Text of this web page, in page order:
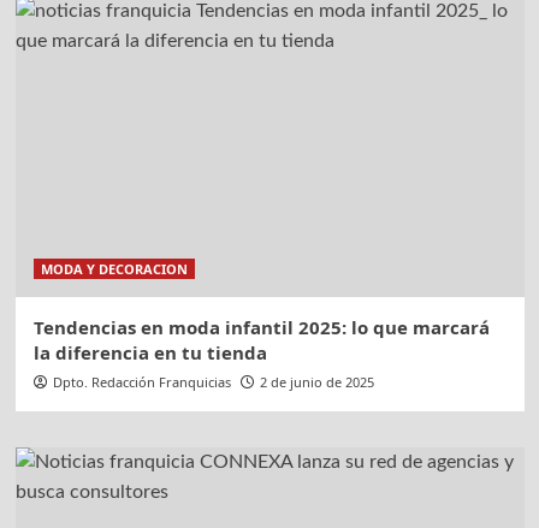
MODA Y DECORACION
Tendencias en moda infantil 2025: lo que marcará
la diferencia en tu tienda
Dpto. Redacción Franquicias 2 de junio de 2025